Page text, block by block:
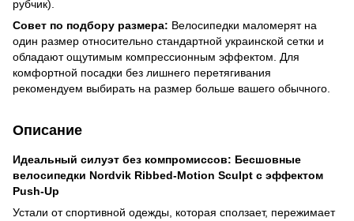
рубчик).
Совет по подбору размера: Велосипедки маломерят на
один размер относительно стандартной украинской сетки и
обладают ощутимым компрессионным эффектом. Для
комфортной посадки без лишнего перетягивания
рекомендуем выбирать на размер больше вашего обычного.
Описание
Идеальный силуэт без компромиссов: Бесшовные
велосипедки Nordvik Ribbed-Motion Sculpt с эффектом
Push-Up
Устали от спортивной одежды, которая сползает, пережимает